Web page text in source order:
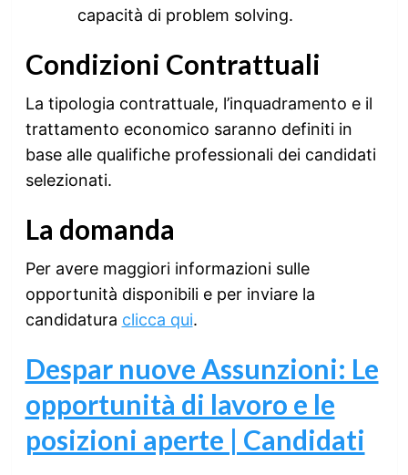
capacità di problem solving.
Condizioni Contrattuali
La tipologia contrattuale, l’inquadramento e il
trattamento economico saranno definiti in
base alle qualifiche professionali dei candidati
selezionati.
La domanda
Per avere maggiori informazioni sulle
opportunità disponibili e per inviare la
candidatura clicca qui.
Despar nuove Assunzioni: Le
opportunità di lavoro e le
posizioni aperte | Candidati